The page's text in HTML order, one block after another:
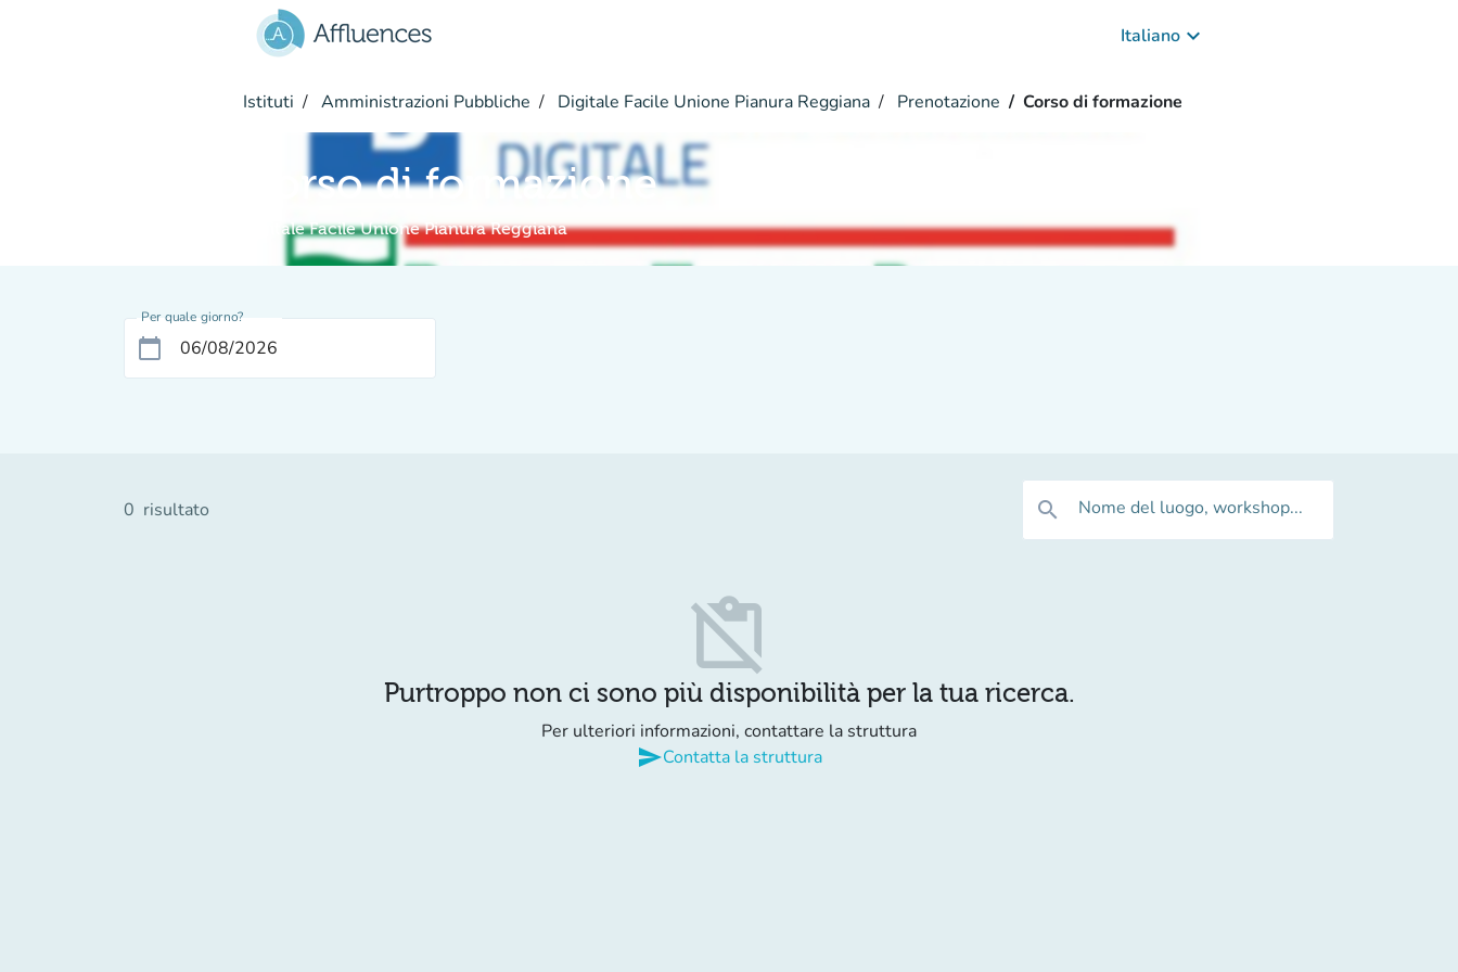
Italiano keyboard_arrow_down
Istituti Amministrazioni Pubbliche Digitale Facile Unione Pianura Reggiana Prenotazione Corso di formazione
Corso di formazione
Digitale Facile Unione Pianura Reggiana
Per quale giorno?
calendar_today
0 risultato search Nome del luogo, workshop...
content_paste_off
Purtroppo non ci sono più disponibilità per la tua ricerca.
Per ulteriori informazioni, contattare la struttura
sendContatta la struttura